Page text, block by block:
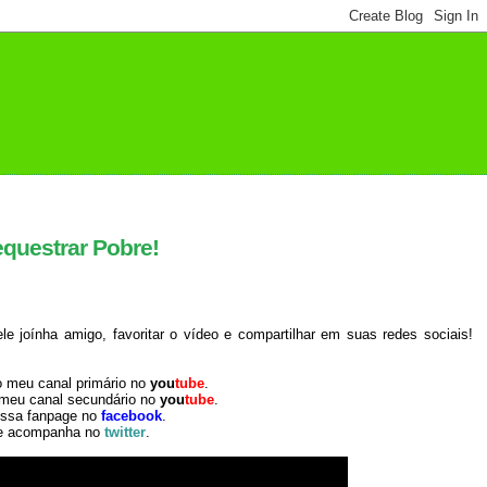
Pobre!
joínha amigo, favoritar o vídeo e compartilhar em suas redes sociais!
meu canal primário noyoutube.
canal secundário no youtube.
fanpage no facebook.
acompanha no twitter.